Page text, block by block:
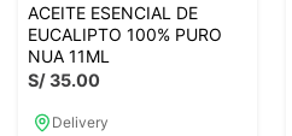
ACEITE ESENCIAL DE
EUCALIPTO 100% PURO
NUA 11ML
S/35.00
Delivery